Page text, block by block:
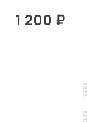
1 200 ₽